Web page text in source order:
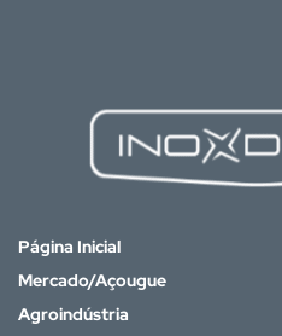
Página Inicial
Mercado/Açougue
Agroindústria